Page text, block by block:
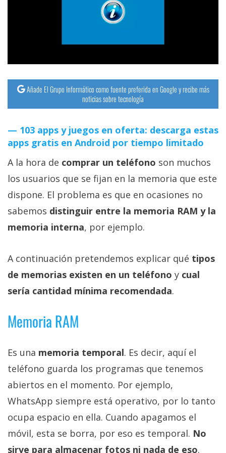
Trucos
Tutoriales
Sistemas
operativos
Profesional
+
Más
Sorteos
Sobre
nosotros
/
Publicidad
Cambiar
opciones
de
Añade El Grupo Informático como fuente preferida en Google y recibe más
noticias sobre tecnología
103 apps y juegos en oferta: descarga estas
apps gratis en Android por tiempo limitado
A la hora de comprar un teléfono son muchos
los usuarios que se fijan en la memoria que este
dispone. El problema es que en ocasiones no
sabemos distinguir entre la memoria RAM y la
memoria interna, por ejemplo.
A continuación pretendemos explicar qué tipos
de memorias existen en un teléfono y cual
sería cantidad mínima recomendada.
Memoria RAM
Es una memoria temporal. Es decir, aquí el
teléfono guarda los programas que tenemos
abiertos en el momento. Por ejemplo,
WhatsApp siempre está operativo, por lo tanto
ocupa espacio en ella. Cuando apagamos el
móvil, esta se borra, por eso es temporal. No
sirve para almacenar fotos ni nada de eso.